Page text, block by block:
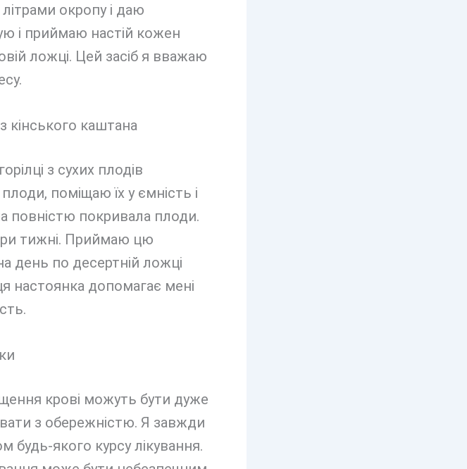
окропу і даю
і приймаю настій кожен
ложці. Цей засіб я вважаю
кінського каштана
з сухих плодів
поміщаю їх у ємність і
повністю покривала плоди.
тижні. Приймаю цю
день по десертній ложці
настоянка допомагає мені
крові можуть бути дуже
з обережністю. Я завжди
будь-якого курсу лікування.